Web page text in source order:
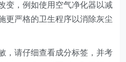
变，例如使用空气净化器以减
更严格的卫生程序以消除灰尘
，请仔细查看成分标签，并考